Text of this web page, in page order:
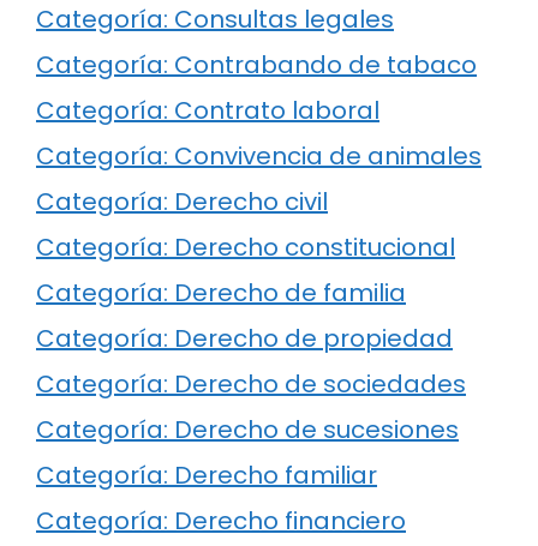
Categoría: Consultas legales
Categoría: Contrabando de tabaco
Categoría: Contrato laboral
Categoría: Convivencia de animales
Categoría: Derecho civil
Categoría: Derecho constitucional
Categoría: Derecho de familia
Categoría: Derecho de propiedad
Categoría: Derecho de sociedades
Categoría: Derecho de sucesiones
Categoría: Derecho familiar
Categoría: Derecho financiero